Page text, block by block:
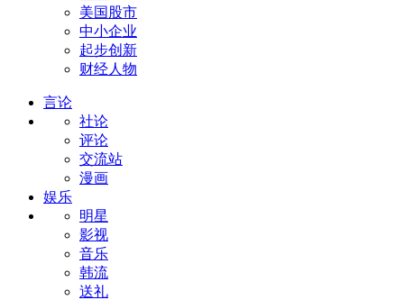
美国股市
中小企业
起步创新
财经人物
言论
社论
评论
交流站
漫画
娱乐
明星
影视
音乐
韩流
送礼